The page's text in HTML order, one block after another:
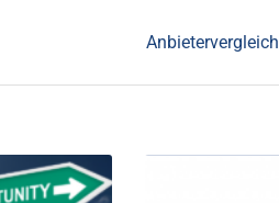
Anbietervergleich